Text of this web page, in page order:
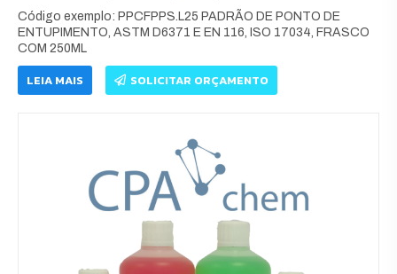
Código exemplo: PPCFPPS.L25 PADRÃO DE PONTO DE
ENTUPIMENTO, ASTM D6371 E EN 116, ISO 17034, FRASCO
COM 250ML
LEIA MAIS SOLICITAR ORÇAMENTO